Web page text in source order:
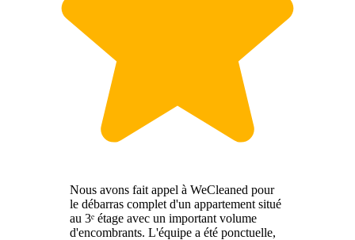
Nous avons fait appel à WeCleaned pour
le débarras complet d'un appartement situé
au 3ᵉ étage avec un important volume
d'encombrants. L'équipe a été ponctuelle,